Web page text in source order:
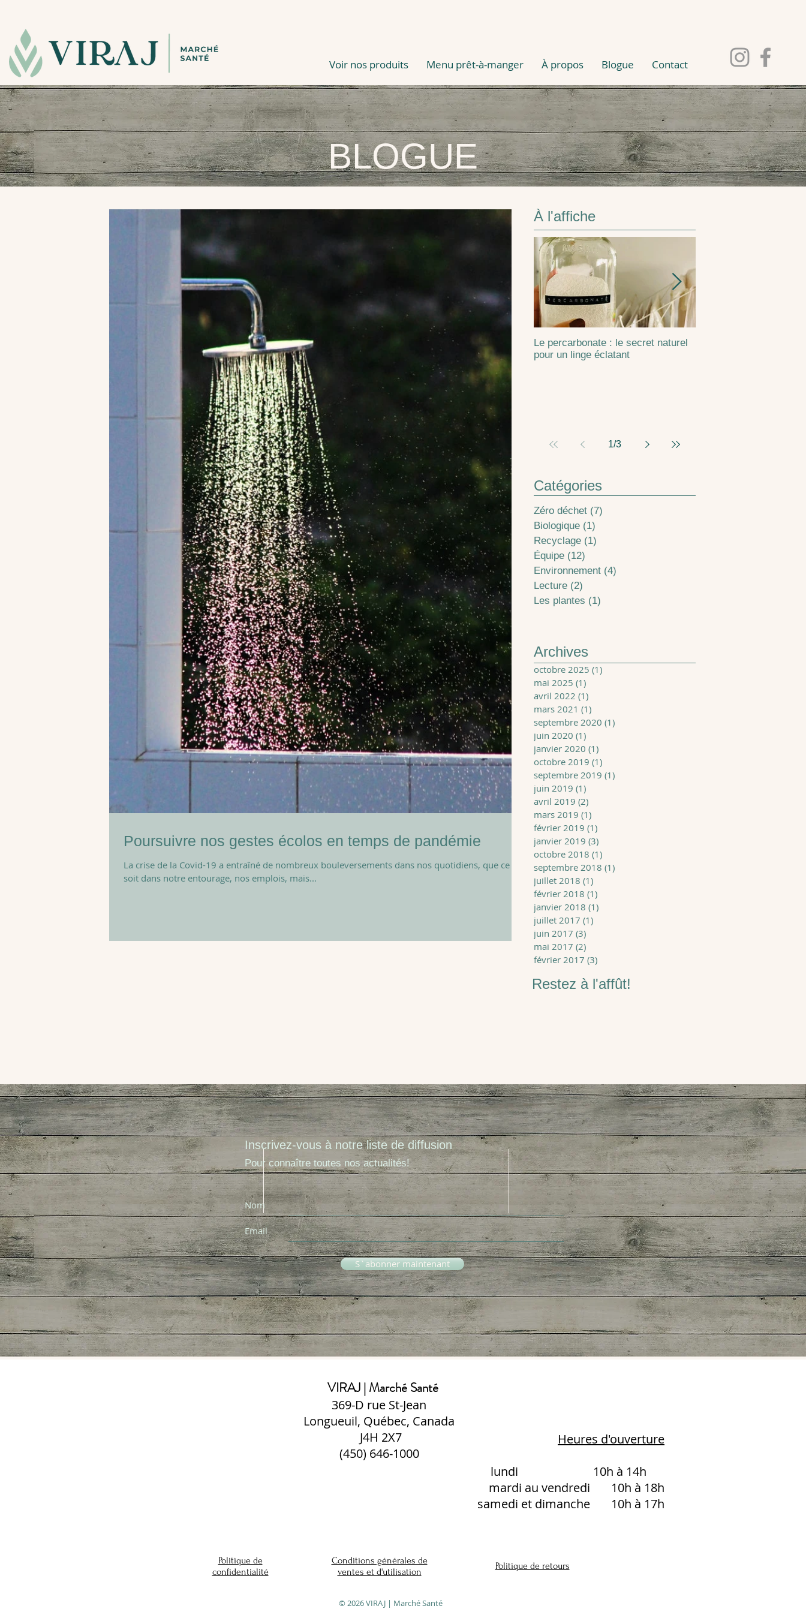
Voir nos produits Menu prêt-à-manger À propos Blogue Contact
BLOGUE
Poursuivre nos gestes écolos en temps de pandémie
La crise de la Covid-19 a entraîné de nombreux bouleversements dans nos quotidiens, que ce
soit dans notre entourage, nos emplois, mais...
À l'affiche
Le percarbonate : le secret naturel
pour un linge éclatant
1/3
Catégories
Zéro déchet (7)
Biologique (1)
Recyclage (1)
Équipe (12)
Environnement (4)
Lecture (2)
Les plantes (1)
Archives
octobre 2025 (1)
mai 2025 (1)
avril 2022 (1)
mars 2021 (1)
septembre 2020 (1)
juin 2020 (1)
janvier 2020 (1)
octobre 2019 (1)
septembre 2019 (1)
juin 2019 (1)
avril 2019 (2)
mars 2019 (1)
février 2019 (1)
janvier 2019 (3)
octobre 2018 (1)
septembre 2018 (1)
juillet 2018 (1)
février 2018 (1)
janvier 2018 (1)
juillet 2017 (1)
juin 2017 (3)
mai 2017 (2)
février 2017 (3)
Restez à l'affût!
Inscrivez-vous à notre liste de diffusion
Pour connaître toutes nos actualités!
Nom
Email
S`abonner maintenant
VIRAJ | Marché Santé
Heures d'ouverture
lundi 10h à 14h
mardi au vendredi 10h à 18h
samedi et dimanche 10h à 17h
369-D rue St-Jean
Longueuil, Québec, Canada
J4H 2X7
(450) 646-1000
Politique de
confidentialité
Conditions générales de
ventes et d'utilisation
Politique de retours
© 2026 VIRAJ | Marché Santé